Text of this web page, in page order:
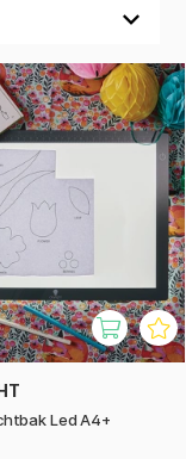
tl-
ze worden
ze zijn
Als je een
nodig
zijn
Dit
in A3
het papier. Je
lichtbak om
heel weinig. De
plaat. Ze zijn
voordeel
Led A4+